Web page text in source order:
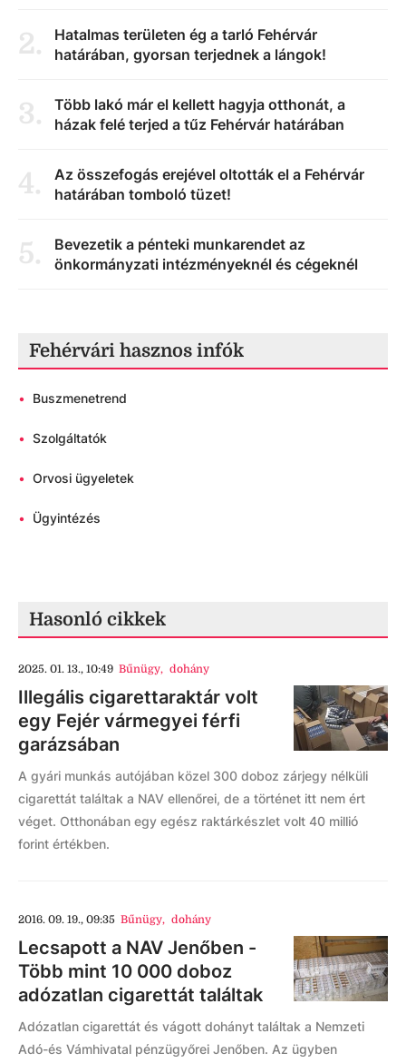
2.
Hatalmas területen ég a tarló Fehérvár
határában, gyorsan terjednek a lángok!
3.
Több lakó már el kellett hagyja otthonát, a
házak felé terjed a tűz Fehérvár határában
4.
Az összefogás erejével oltották el a Fehérvár
határában tomboló tüzet!
5.
Bevezetik a pénteki munkarendet az
önkormányzati intézményeknél és cégeknél
Fehérvári hasznos infók
• Buszmenetrend
• Szolgáltatók
• Orvosi ügyeletek
• Ügyintézés
Hasonló cikkek
2025. 01. 13., 10:49 Bűnügy, dohány
Illegális cigarettaraktár volt
egy Fejér vármegyei férfi
garázsában
A gyári munkás autójában közel 300 doboz zárjegy nélküli
cigarettát találtak a NAV ellenőrei, de a történet itt nem ért
véget. Otthonában egy egész raktárkészlet volt 40 millió
forint értékben.
2016. 09. 19., 09:35 Bűnügy, dohány
Lecsapott a NAV Jenőben -
Több mint 10 000 doboz
adózatlan cigarettát találtak
Adózatlan cigarettát és vágott dohányt találtak a Nemzeti
Adó-és Vámhivatal pénzügyőrei Jenőben. Az ügyben